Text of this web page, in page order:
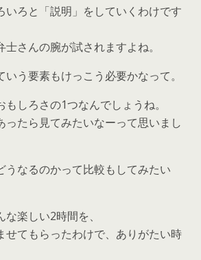
いろと「説明」をしていくわけです
さんの腕が試されますよね。
う要素もけっこう必要かなって。
しろさの1つなんでしょうね。
ったら見てみたいなーって思いまし
うなるのかって比較もしてみたい
楽しい2時間を、
せてもらったわけで、ありがたい時